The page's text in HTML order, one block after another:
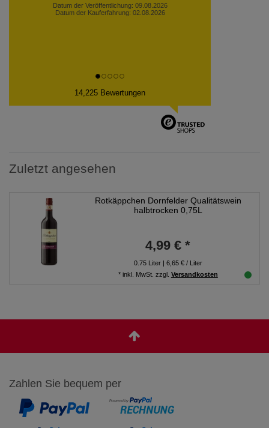
Datum der Veröffentlichung: 09.08.2026
Datum der Kauferfahrung: 02.08.2026
14,225 Bewertungen
Zuletzt angesehen
Rotkäppchen Dornfelder Qualitätswein
halbtrocken 0,75L
4,99 € *
0.75Liter| 6,65 € / Liter
* inkl. MwSt. zzgl. Versandkosten
Zahlen Sie bequem per